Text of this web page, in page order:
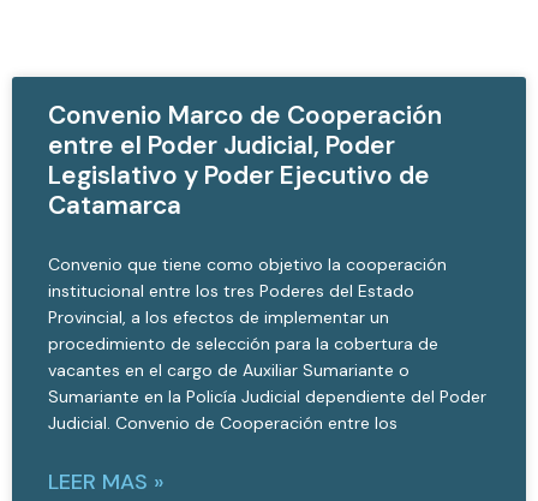
Convenio Marco de Cooperación
entre el Poder Judicial, Poder
Legislativo y Poder Ejecutivo de
Catamarca
Convenio que tiene como objetivo la cooperación
institucional entre los tres Poderes del Estado
Provincial, a los efectos de implementar un
procedimiento de selección para la cobertura de
vacantes en el cargo de Auxiliar Sumariante o
Sumariante en la Policía Judicial dependiente del Poder
Judicial. Convenio de Cooperación entre los
LEER MAS »